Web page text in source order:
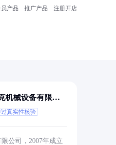
产品 推广产品 注册开店
机械设备有限公
真实性核验
公司，2007年成立